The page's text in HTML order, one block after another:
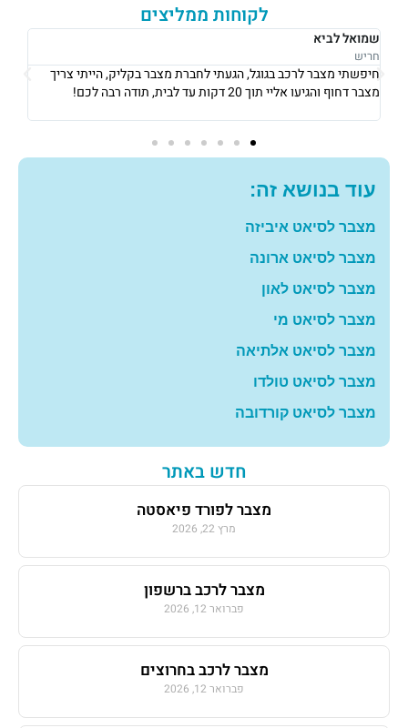
לקוחות ממליצים
רבקה לוי
נתניה
אני גרה בנתניה, אני פשוט הייתי חייבת מצבר כדי לצאת לעבודה ב8
בבוקר, הגיעו אליי תוך 10 דקות והחליפו לי מצבר עם מחיר מאוד הוגן!
עוד בנושא זה:
מצבר לסיאט איביזה
מצבר לסיאט ארונה
מצבר לסיאט לאון
מצבר לסיאט מי
מצבר לסיאט אלתיאה
מצבר לסיאט טולדו
מצבר לסיאט קורדובה
חדש באתר
מצבר לפורד פיאסטה
מרץ 22, 2026
מצבר לרכב ברשפון
פברואר 12, 2026
מצבר לרכב בחרוצים
פברואר 12, 2026